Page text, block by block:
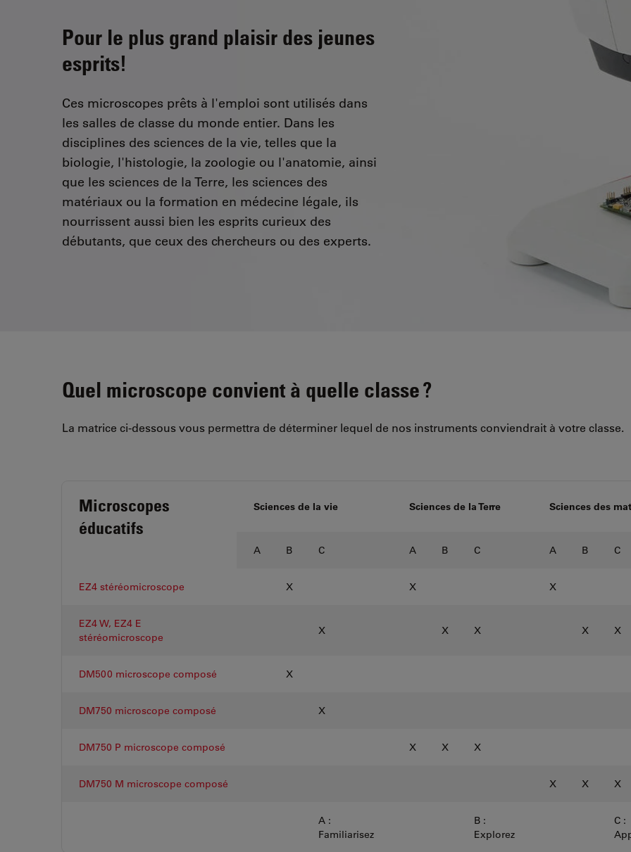
Pour le plus grand plaisir des jeunes
esprits!
Ces microscopes prêts à l'emploi sont utilisés dans
les salles de classe du monde entier. Dans les
disciplines des sciences de la vie, telles que la
biologie, l'histologie, la zoologie ou l'anatomie, ainsi
que les sciences de la Terre, les sciences des
matériaux ou la formation en médecine légale, ils
nourrissent aussi bien les esprits curieux des
débutants, que ceux des chercheurs ou des experts.
Quel microscope convient à quelle classe ?
La matrice ci-dessous vous permettra de déterminer lequel de nos instruments conviendrait à votre classe.
Microscopes
éducatifs
Sciences de la vie Sciences de la Terre Sciences des
A B C A B C A B C
EZ4 stéréomicroscope X X X
EZ4 W, EZ4 E
stéréomicroscope
X X X X X
DM500 microscope composé X
DM750 microscope composé X
DM750 P microscope composé X X X
DM750 M microscope composé X X X
A :
Familiarisez
B :
Explorez
C :